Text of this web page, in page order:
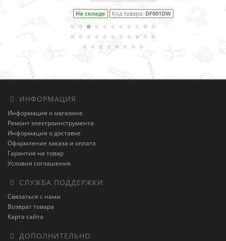
На складе Код товара:DF001DW
ИНФОРМАЦИЯ
Информация о магазине
Ремонт электроинструмента
Информация о доставке
Оформление заказа и оплата
Гарантия на товар
Условия соглашения
СЛУЖБА ПОДДЕРЖКИ
Связаться с нами
Возврат товара
Карта сайта
ДОПОЛНИТЕЛЬНО